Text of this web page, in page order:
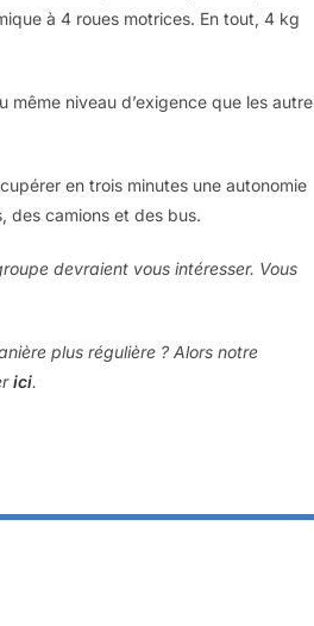
à 4 roues motrices. En tout, 4 kg
même niveau d’exigence que les
en trois minutes une autonomie
des camions et des bus.
devraient vous intéresser. Vous
plus régulière ? Alors notre
ici.